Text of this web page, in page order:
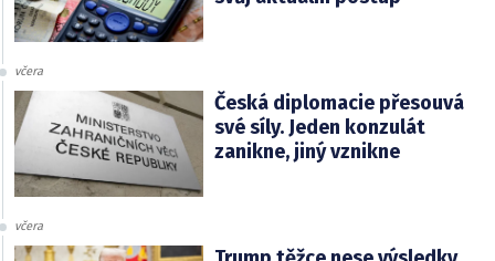
včera
Česká diplomacie přesouvá
své síly. Jeden konzulát
zanikne, jiný vznikne
včera